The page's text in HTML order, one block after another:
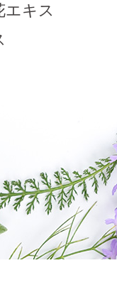
エキス